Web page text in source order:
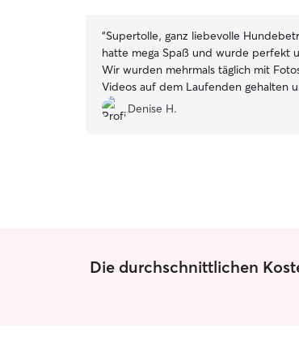
“Supertolle, ganz liebevolle
hatte mega Spaß und wurde perfekt
Wir wurden mehrmals täglich mit
Videos auf dem Laufenden gehalten
konnten unseren Urlaub so entspannt
Wir würden Elfi jederzeit wieder in
Denise H.
Die durchschnittlichen